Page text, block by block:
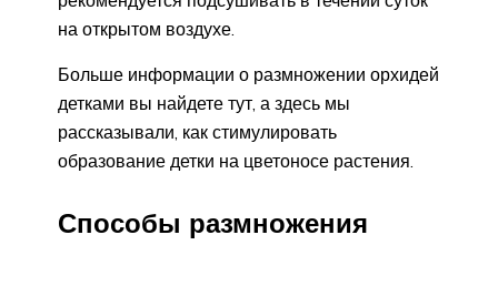
на открытом воздухе.
Больше информации о размножении орхидей
детками вы найдете тут, а здесь мы
рассказывали, как стимулировать
образование детки на цветоносе растения.
Способы размножения